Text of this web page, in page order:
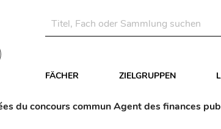
FÄCHER ZIELGRUPPEN
du concours commun Agent des finances